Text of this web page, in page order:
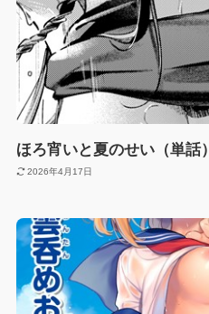
ほろ宵いと夏のせい（単話）
2026年4月17日